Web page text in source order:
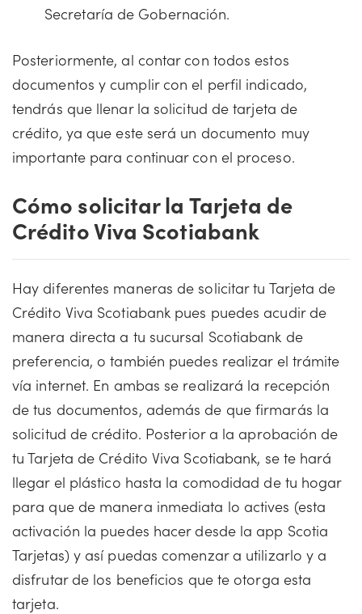
Secretaría de Gobernación.
Posteriormente, al contar con todos estos
documentos y cumplir con el perfil indicado,
tendrás que llenar la solicitud de tarjeta de
crédito, ya que este será un documento muy
importante para continuar con el proceso.
Cómo solicitar la Tarjeta de
Crédito Viva Scotiabank
Hay diferentes maneras de solicitar tu Tarjeta de
Crédito Viva Scotiabank pues puedes acudir de
manera directa a tu sucursal Scotiabank de
preferencia, o también puedes realizar el trámite
vía internet. En ambas se realizará la recepción
de tus documentos, además de que firmarás la
solicitud de crédito. Posterior a la aprobación de
tu Tarjeta de Crédito Viva Scotiabank, se te hará
llegar el plástico hasta la comodidad de tu hogar
para que de manera inmediata lo actives (esta
activación la puedes hacer desde la app Scotia
Tarjetas) y así puedas comenzar a utilizarlo y a
disfrutar de los beneficios que te otorga esta
tarjeta.